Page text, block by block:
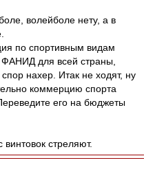
волейболе нету, а в
по спортивным видам
ФАНИД для всей страны,
нахер. Итак не ходят, ну
коммерцию спорта
его на бюджеты
стреляют.